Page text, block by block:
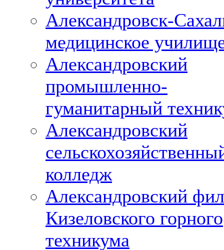
Александровск-
медицинское
Александровский
промышленно-
гуманитарный
Александровский
колледж
Александровский
Кизеловского горного
техникума